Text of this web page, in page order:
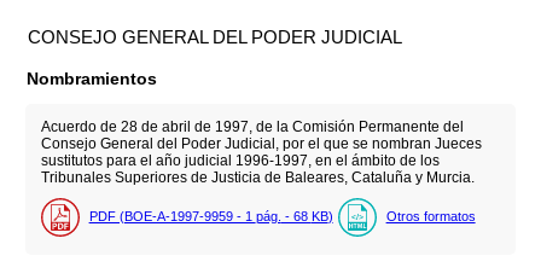
CONSEJO GENERAL DEL PODER JUDICIAL
Nombramientos
Acuerdo de 28 de abril de 1997, de la Comisión Permanente del
Consejo General del Poder Judicial, por el que se nombran Jueces
sustitutos para el año judicial 1996-1997, en el ámbito de los
Tribunales Superiores de Justicia de Baleares, Cataluña y Murcia.
PDF (BOE-A-1997-9959 - 1 pág. - 68 KB) Otros formatos